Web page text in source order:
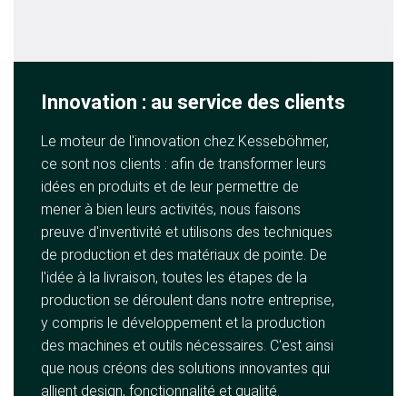
Innovation : au service des clients
Le moteur de l'innovation chez Kesseböhmer,
ce sont nos clients : afin de transformer leurs
idées en produits et de leur permettre de
mener à bien leurs activités, nous faisons
preuve d'inventivité et utilisons des techniques
de production et des matériaux de pointe. De
l'idée à la livraison, toutes les étapes de la
production se déroulent dans notre entreprise,
y compris le développement et la production
des machines et outils nécessaires. C'est ainsi
que nous créons des solutions innovantes qui
allient design, fonctionnalité et qualité.